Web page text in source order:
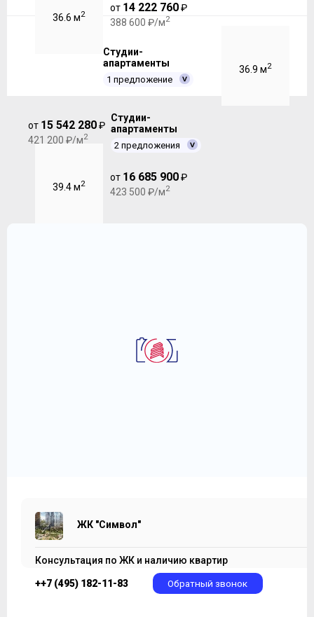
36.6 м2
от 14 222 760₽
388 600 ₽/м2
Студии-
апартаменты
1 предложение
36.9 м2
от 15 542 280₽
421 200 ₽/м2
Студии-
апартаменты
2 предложения
39.4 м2
от 16 685 900₽
423 500 ₽/м2
ЖК "Символ"
Консультация по ЖК и наличию квартир
++7 (495) 182-11-83 Обратный звонок